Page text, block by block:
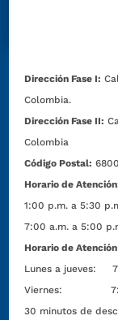
Dirección Fase I:
Colombia.
Dirección Fase II:
Colombia
Código Postal:
Horario de
1:00 p.m. a 5:30
7:00 a.m. a 5:00
Horario de
Lunes a jueves:
Viernes: 7:00
30 minutos de